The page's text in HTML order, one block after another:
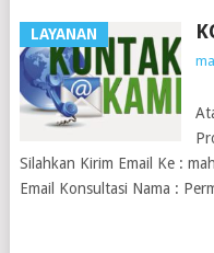
LAYANAN
Silahkan Kirim Email Ke :
Email Konsultasi Nama :